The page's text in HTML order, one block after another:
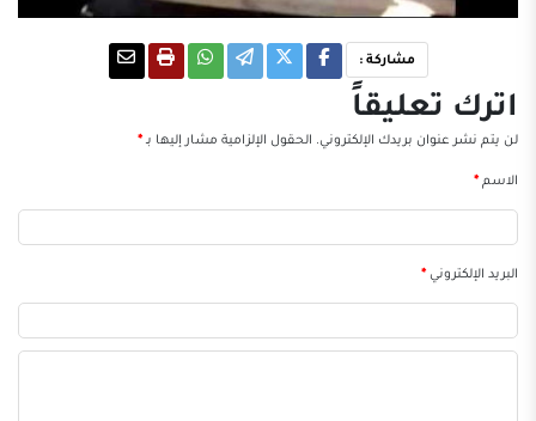
مشاركة :
اترك تعليقاً
لن يتم نشر عنوان بريدك الإلكتروني. الحقول الإلزامية مشار إليها بـ *
الاسم *
البريد الإلكتروني *